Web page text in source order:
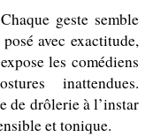
geste semble
avec exactitude,
les comédiens
inattendues.
de drôlerie à l’instar
et tonique.